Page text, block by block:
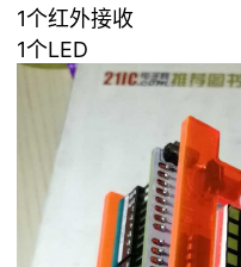
1个红外接收
1个LED